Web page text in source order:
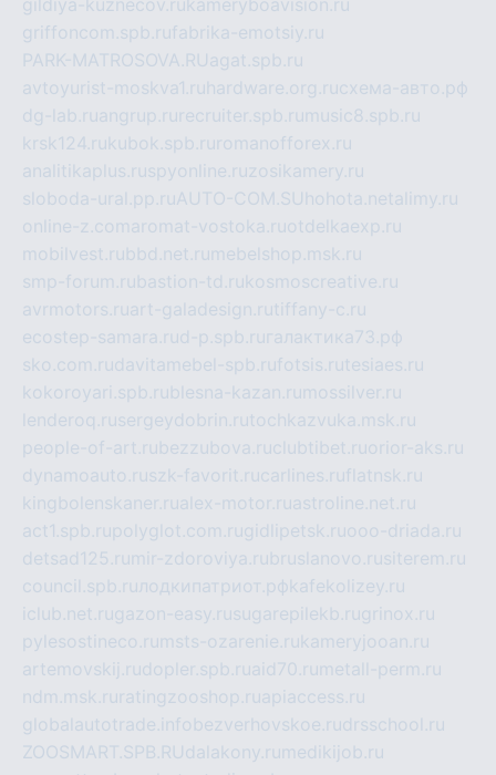
gildiya-kuznecov.rukameryboavision.ru
griffoncom.spb.rufabrika-emotsiy.ru
PARK-MATROSOVA.RUagat.spb.ru
avtoyurist-moskva1.ru hardware.org.ruсхема-авто.рф
dg-lab.ruangrup.ru recruiter.spb.ru music8.spb.ru
krsk124.rukubok.spb.ru romanofforex.ru
analitikaplus.ruspyonline.ruzosikamery.ru
sloboda-ural.pp.ruAUTO-COM.SU hohota.netalimy.ru
online-z.comaromat-vostoka.ruotdelkaexp.ru
mobilvest.rubbd.net.ru mebelshop.msk.ru
smp-forum.rubastion-td.rukosmoscreative.ru
avrmotors.ruart-galadesign.rutiffany-c.ru
ecostep-samara.rud-p.spb.ru галактика73.рф
sko.com.rudavitamebel-spb.rufotsis.rutesiaes.ru
kokoroyari.spb.rublesna-kazan.ru mossilver.ru
lenderoq.rusergeydobrin.rutochkazvuka.msk.ru
people-of-art.rubezzubova.ruclubtibet.ruorior-aks.ru
dynamoauto.ruszk-favorit.rucarlines.ruflatnsk.ru
kingbolenskaner.rualex-motor.ruastroline.net.ru
act1.spb.rupolyglot.com.rugidlipetsk.ruooo-driada.ru
detsad125.ru mir-zdoroviya.rubruslanovo.rusiterem.ru
council.spb.ruлодкипатриот.рфkafekolizey.ru
iclub.net.rugazon-easy.rusugarepilekb.rugrinox.ru
pylesostineco.ru msts-ozarenie.rukameryjooan.ru
artemovskij.rudopler.spb.ruaid70.ru metall-perm.ru
ndm.msk.ru ratingzooshop.ruapiaccess.ru
globalautotrade.info bezverhovskoe.rudrsschool.ru
ZOOSMART.SPB.RUdalakony.ru medikijob.ru